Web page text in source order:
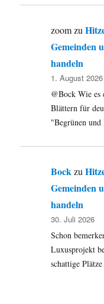
zoomzu
Gemeinden
handeln
1. August 2026
@Bock Wie
Blättern für
"Begrünen
Bock zu
Gemeinden
handeln
30. Juli 2026
Schon
Luxusprojekt
schattige